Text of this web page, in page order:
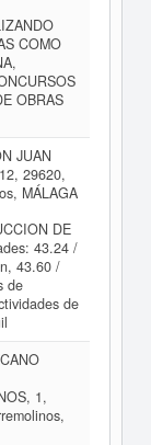
COMO
OBRAS
JUAN
29620,
MÁLAGA
DE
43.24 /
43.60 /
de
de
1,